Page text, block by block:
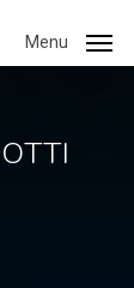
Menu